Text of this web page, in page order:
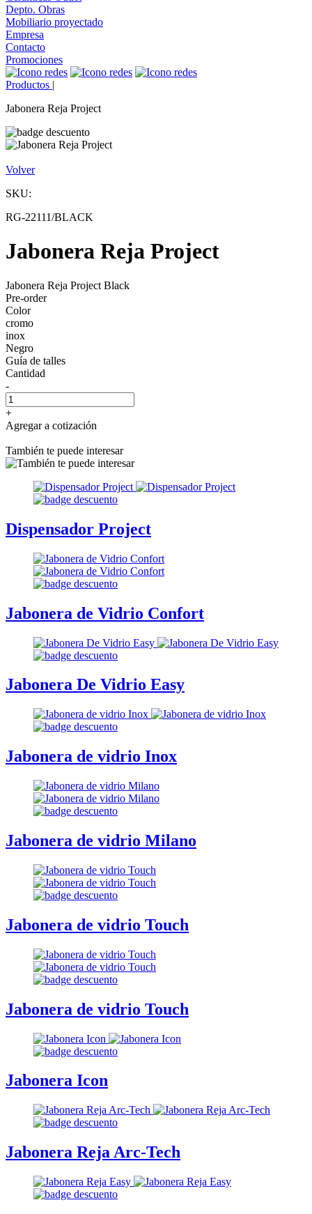
Depto. Obras
Mobiliario proyectado
Empresa
Contacto
Promociones
Productos |
Jabonera Reja Project
Volver
SKU:
RG-22111/BLACK
Jabonera Reja Project
Jabonera Reja Project Black
Pre-order
Color
cromo
inox
Negro
Guía de talles
Cantidad
-
+
Agregar a cotización
También te puede interesar
Dispensador Project
Jabonera de Vidrio Confort
Jabonera De Vidrio Easy
Jabonera de vidrio Inox
Jabonera de vidrio Milano
Jabonera de vidrio Touch
Jabonera de vidrio Touch
Jabonera Icon
Jabonera Reja Arc-Tech